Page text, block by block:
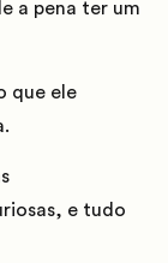
a pena ter um
que ele
e tudo